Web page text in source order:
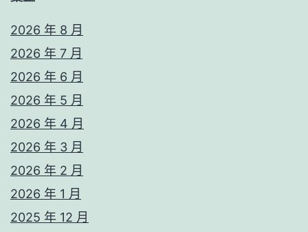
2026 年 8 月
2026 年 7 月
2026 年 6 月
2026 年 5 月
2026 年 4 月
2026 年 3 月
2026 年 2 月
2026 年 1 月
2025 年 12 月